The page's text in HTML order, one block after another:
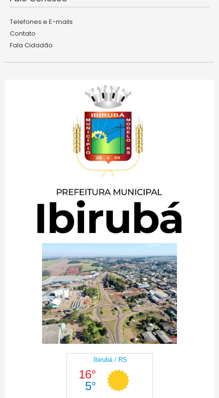
Telefones e E-mails
Contato
Fala Cidadão